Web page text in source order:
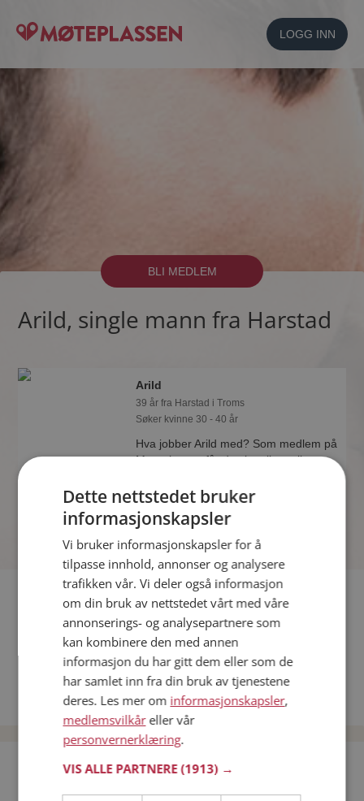
LOGG INN
BLI MEDLEM
Arild, single mann fra Harstad
Arild
39 år fra Harstad i Troms
Søker kvinne 30 - 40 år
Hva jobber Arild med? Som medlem på
Møteplassen får du vite alle mulige
Fler single
Flere singlemenn fra Harstad: Oj-Man,Miko01
Kvinner fra Harstad
Date kvinner i Norge
Date menn i Norge
Bli medlem gratis!
Dette nettstedet bruker
informasjonskapsler
Vi bruker informasjonskapsler for å
tilpasse innhold, annonser og analysere
trafikken vår. Vi deler også informasjon
om din bruk av nettstedet vårt med våre
annonserings- og analysepartnere som
kan kombinere den med annen
informasjon du har gitt dem eller som de
har samlet inn fra din bruk av tjenestene
deres. Les mer om informasjonskapsler,
medlemsvilkåreller vår
personvernerklæring.
VIS ALLE PARTNERE(1913) →